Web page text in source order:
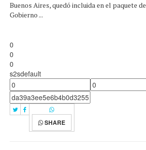
Buenos Aires, quedó incluida en el paquete
Gobierno ...
0
0
0
s2sdefault
SHARE